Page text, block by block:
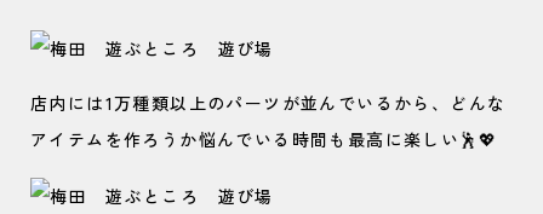
店内には1万種類以上のパーツが並んでいるから、どんな
アイテムを作ろうか悩んでいる時間も最高に楽しい🕺💖